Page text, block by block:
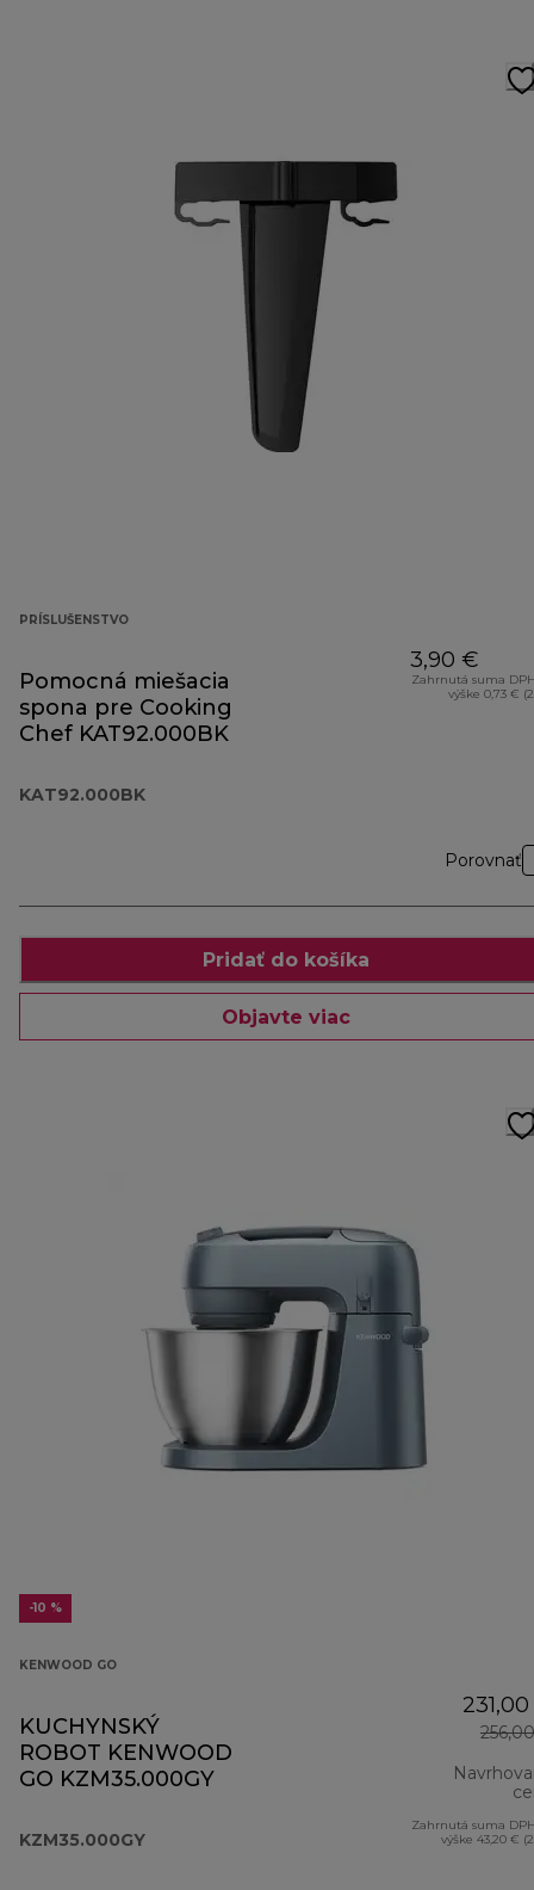
PRÍSLUŠENSTVO
Pomocná miešacia
spona pre Cooking
Chef KAT92.000BK
KAT92.000BK
3,90 €
Zahrnutá suma
výške 0,73 €
Porovnať
Pridať do košíka
Objavte viac
-10 %
KENWOOD GO
KUCHYNSKÝ
ROBOT KENWOOD
GO KZM35.000GY
KZM35.000GY
Zahrnutá suma
výške 43,20 €